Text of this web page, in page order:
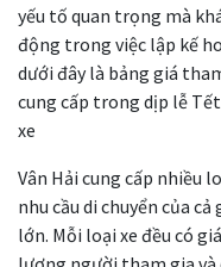
yếu tố quan trọng mà
động trong việc lập kế
dưới đây là bảng giá
cung cấp trong dịp lễ
xe
Vân Hải cung cấp nhiều
nhu cầu di chuyển của
lớn. Mỗi loại xe đều có